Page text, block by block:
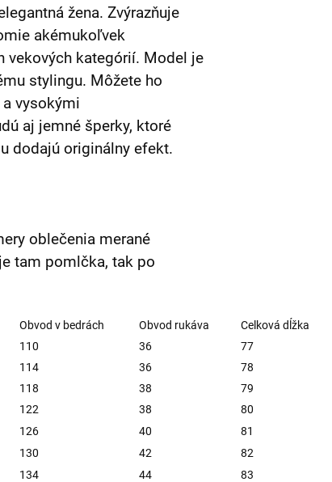
žena. Zvýrazňuje
akémukoľvek
vekových kategórií. Model je
stylingu. Môžete ho
vysokými
aj jemné šperky, ktoré
dodajú originálny efekt.
oblečenia merané
tam pomlčka, tak po
Obvod v bedrách Obvod rukáva
Celková dĺžka
110 36
77
114 36
78
118 38
79
122 38
80
126 40
81
130 42
82
134 44
83